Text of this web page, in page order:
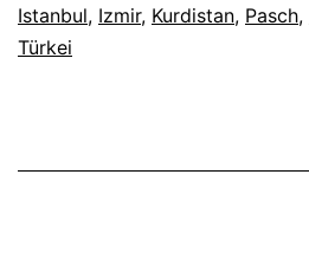
Istanbul, Izmir, Kurdistan, Pasch,
Türkei